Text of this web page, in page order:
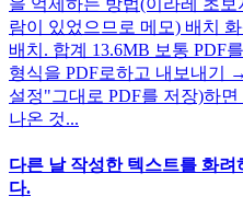
람이 있었으므로 메모) 배치
배치. 합계 13.6MB 보통 PDF
형식을 PDF로하고 내보내기
설정"그대로 PDF를 저장)하
나온 것...
다른 날 작성한 텍스트를 화
다.